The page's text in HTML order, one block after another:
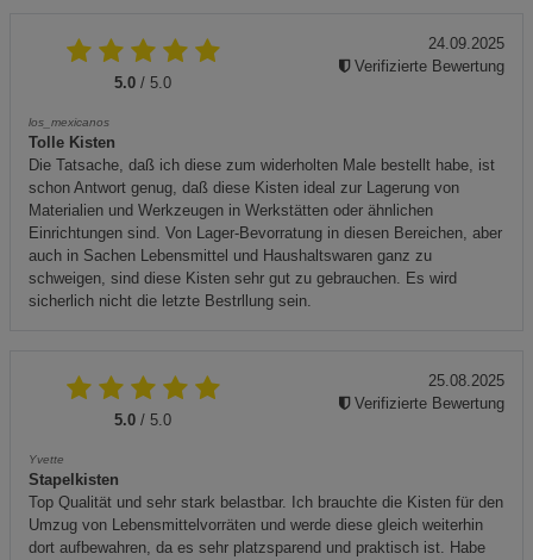
5.0 / 5.0
los_mexicanos
Tolle Kisten
Die Tatsache, daß ich diese zum widerholten Male bestellt habe, ist
schon Antwort genug, daß diese Kisten ideal zur Lagerung von
Materialien und Werkzeugen in Werkstätten oder ähnlichen
Einrichtungen sind. Von Lager-Bevorratung in diesen Bereichen, aber
auch in Sachen Lebensmittel und Haushaltswaren ganz zu
schweigen, sind diese Kisten sehr gut zu gebrauchen. Es wird
sicherlich nicht die letzte Bestrllung sein.
24.09.2025
Verifizierte Bewertung
5.0 / 5.0
Yvette
Stapelkisten
Top Qualität und sehr stark belastbar. Ich brauchte die Kisten für den
Umzug von Lebensmittelvorräten und werde diese gleich weiterhin
dort aufbewahren, da es sehr platzsparend und praktisch ist. Habe
25.08.2025
Verifizierte Bewertung